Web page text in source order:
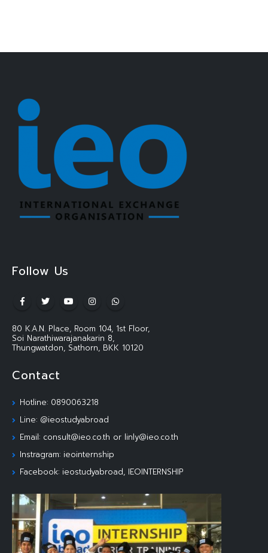
Follow Us
80 K.A.N. Place, Room 104, 1st Floor,
Soi Narathiwarajanakarin 8,
Thungwatdon, Sathorn, BKK 10120
Contact
Hotline: 0890063218
Line: @ieostudyabroad
Email: consult@ieo.co.th or linly@ieo.co.th
Instragram: ieointernship
Facebook: ieostudyabroad, IEOINTERNSHIP